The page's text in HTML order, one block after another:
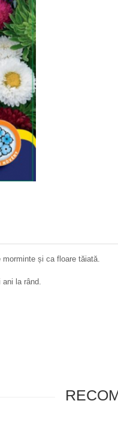
și ca floare tăiată.
la rând.